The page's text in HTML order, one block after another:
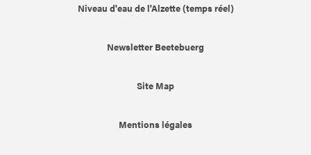
Niveau d'eau de l'Alzette (temps réel)
Newsletter Beetebuerg
Site Map
Mentions légales